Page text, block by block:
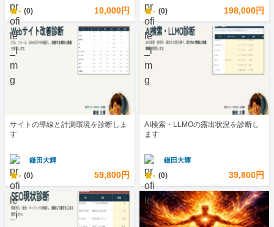
- (0) 10,000円 - (0) 198,000円
サイトの導線と計測環境を診断しま
す
鎌田大輝
- (0) 59,800円
AI検索・LLMOの露出状況を診断し
ます
鎌田大輝
- (0) 39,800円